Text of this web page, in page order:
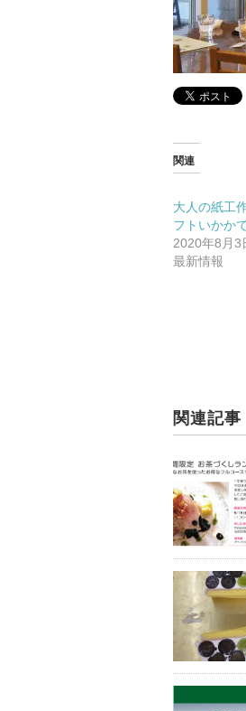
関連
大人の紙工
フトいかか
2020年8月3
最新情報
関連記事